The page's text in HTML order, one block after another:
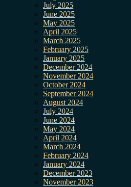
July 2025
June 2025
May 2025
April 2025
March 2025
February 2025
January 2025
December 2024
November 2024
October 2024
September 2024
August 2024
July 2024
June 2024
May 2024
April 2024
March 2024
February 2024
January 2024
December 2023
November 2023